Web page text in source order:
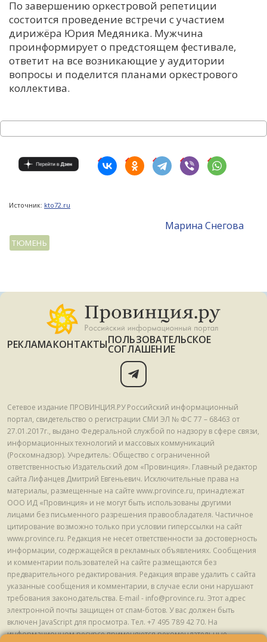
По завершению оркестровой репетиции
состоится проведение встречи с участием
дирижёра Юрия Медяника. Мужчина
проинформирует о предстоящем фестивале,
ответит на все возникающие у аудитории
вопросы и поделится планами оркестрового
коллектива.
Источник: kto72.ru
Mарина Снегова
ТЮМЕНЬ
РЕКЛАМАКОНТАКТЫПОЛЬЗОВАТЕЛЬСКОЕ
СОГЛАШЕНИЕ
Сетевое издание ПРОВИНЦИЯ.РУ Российский информационный
портал, свидетельство о регистрации СМИ ЭЛ № ФС 77 – 68463 от
27.01.2017г., выдано Федеральной службой по надзору в сфере связи,
информационных технологий и массовых коммуникаций
(Роскомнадзор). Учредитель: Общество с ограниченной
ответственностью Издательский дом «Провинция». Главный редактор
сайта Лифанцев Дмитрий Евгеньевич. Исключительные права на
материалы, размещенные на сайте www.province.ru, принадлежат
ООО ИД «Провинция» и не могут быть использованы другими
лицами без письменного разрешения правообладателя. Частичное
цитирование возможно только при условии гиперссылки на сайт
www.province.ru. Редакция не несет ответственности за достоверность
информации, содержащейся в рекламных объявлениях. Сообщения
и комментарии пользователей на сайте размещаются без
предварительного редактирования. Редакция вправе удалить с сайта
указанные сообщения и комментарии, в случае если они нарушают
требования законодательства. E-mail - info@province.ru. Этот адрес
электронной почты защищен от спам-ботов. У вас должен быть
включен JavaScript для просмотра. Tел. +7 495 789 42 70. На
информационном ресурсе применяются рекомендательные